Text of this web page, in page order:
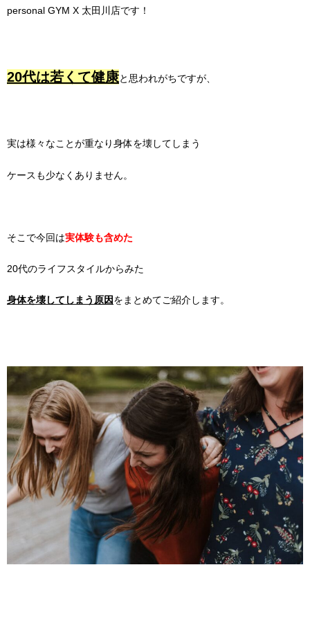
personal GYM X 太田川店です！
20代は若くて健康と思われがちですが、
実は様々なことが重なり身体を壊してしまう
ケースも少なくありません。
そこで今回は実体験も含めた
20代のライフスタイルからみた
身体を壊してしまう原因をまとめてご紹介します。